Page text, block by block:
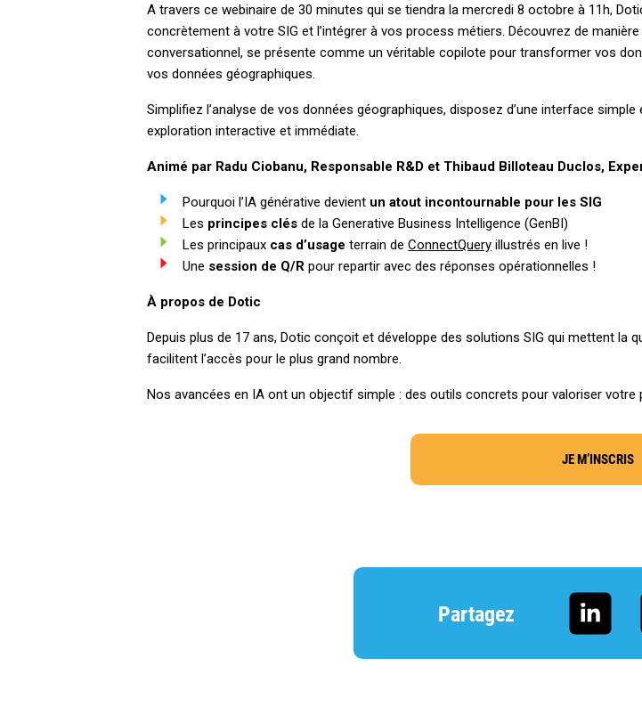
A travers ce webinaire de 30 minutes qui se tiendra la mercredi 8 octobre à 11h,
concrètement à votre SIG et l’intégrer à vos process métiers. Découvrez de
conversationnel, se présente comme un véritable copilote pour transformer vos
vos données géographiques.
Simplifiez l’analyse de vos données géographiques, disposez d’une interface
exploration interactive et immédiate.
Animé par Radu Ciobanu, Responsable R&D et Thibaud Billoteau Duclos,
Pourquoi l’IA générative devient un atout incontournable pour les SIG
Les principes clés de la Generative Business Intelligence (GenBI)
Les principaux cas d’usage terrain deConnectQuery illustrés en live !
Une session de Q/R pour repartir avec des réponses opérationnelles !
À propos de Dotic
Depuis plus de 17 ans, Dotic conçoit et développe des solutions SIG qui mettent
facilitent l’accès pour le plus grand nombre.
Nos avancées en IA ont un objectif simple : des outils concrets pour valoriser votre
JE M’INSCRIS
Partagez